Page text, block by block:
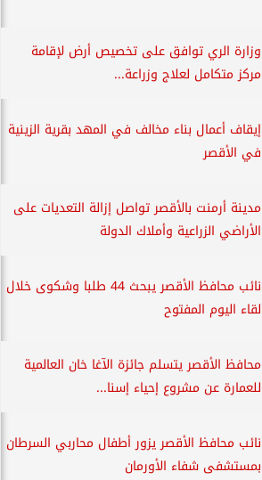
وزارة الري توافق على تخصيص أرض لإقامة
مركز متكامل لعلاج وزراعة...
إيقاف أعمال بناء مخالف في المهد بقرية الزينية
في الأقصر
مدينة أرمنت بالأقصر تواصل إزالة التعديات على
الأراضي الزراعية وأملاك الدولة
نائب محافظ الأقصر يبحث 44 طلبا وشكوى خلال
لقاء اليوم المفتوح
محافظ الأقصر يتسلم جائزة الآغا خان العالمية
للعمارة عن مشروع إحياء إسنا...
نائب محافظ الأقصر يزور أطفال محاربي السرطان
بمستشفى شفاء الأورمان